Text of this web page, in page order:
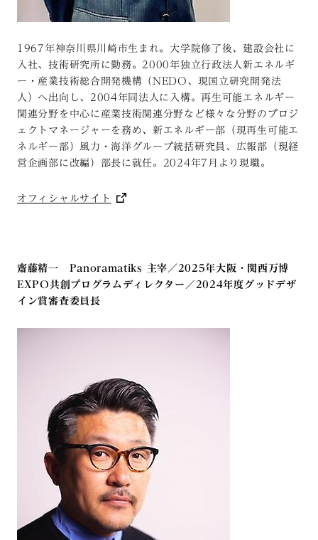
1967年神奈川県川崎市生まれ。大学院修了後、建設会社に
入社、技術研究所に勤務。2000年独立行政法人新エネルギ
ー・産業技術総合開発機構（NEDO、現国立研究開発法
人）へ出向し、2004年同法人に入構。再生可能エネルギー
関連分野を中心に産業技術関連分野など様々な分野のプロジ
ェクトマネージャーを務め、新エネルギー部（現再生可能エ
ネルギー部）風力・海洋グループ統括研究員、広報部（現経
営企画部に改編）部長に就任。2024年7月より現職。
オフィシャルサイト
齋藤精一 Panoramatiks 主宰／2025年大阪・関西万博
EXPO共創プログラムディレクター／2024年度グッドデザ
イン賞審査委員長